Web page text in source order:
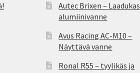
Autec Brixen – Laadukas
alumiinivanne
Avus Racing AC-M10 –
Näyttävä vanne
Ronal R55 – tyylikäs ja